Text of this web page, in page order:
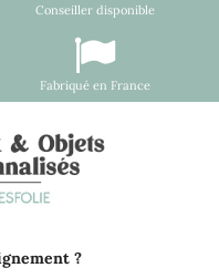
Conseiller disponible
Fabriqué en France
?